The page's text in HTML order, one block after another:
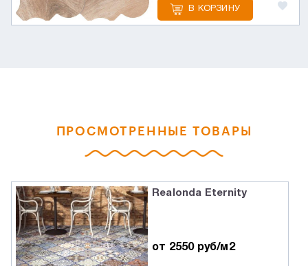
В КОРЗИНУ
ПРОСМОТРЕННЫЕ ТОВАРЫ
Realonda Eternity
от 2550 руб/м2